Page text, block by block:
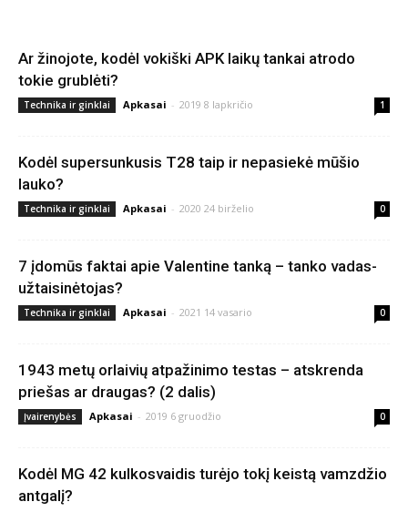
Ar žinojote, kodėl vokiški APK laikų tankai atrodo
tokie grublėti?
Technika ir ginklai Apkasai - 2019 8 lapkričio 1
Kodėl supersunkusis T28 taip ir nepasiekė mūšio
lauko?
Technika ir ginklai Apkasai - 2020 24 birželio 0
7 įdomūs faktai apie Valentine tanką – tanko vadas-
užtaisinėtojas?
Technika ir ginklai Apkasai - 2021 14 vasario 0
1943 metų orlaivių atpažinimo testas – atskrenda
priešas ar draugas? (2 dalis)
Įvairenybės Apkasai - 2019 6 gruodžio 0
Kodėl MG 42 kulkosvaidis turėjo tokį keistą vamzdžio
antgalį?